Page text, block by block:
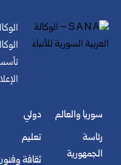
سوريا والعالم
رئاسة
الجمهورية
دولي
تعليم
ثقافة